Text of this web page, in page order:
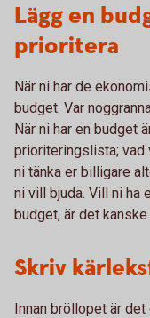
Lägg en
prioritera
När ni har de
budget. Var
När ni har en budget
prioriteringslista; vad
ni tänka er billigare
ni vill bjuda. Vill ni ha
budget, är det
Skriv
Innan bröllopet är